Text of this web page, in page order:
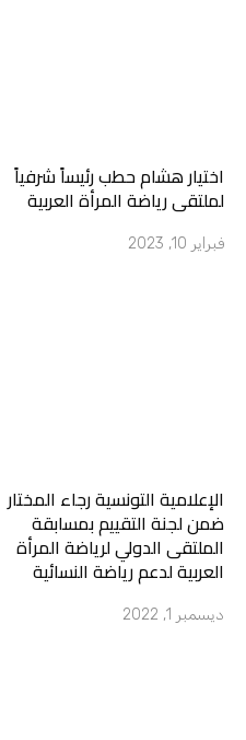
اختيار هشام حطب رئيساً شرفياً
لملتقى رياضة المرأة العربية
فبراير 10, 2023
الإعلامية التونسية رجاء المختار
ضمن لجنة التقييم بمسابقة
الملتقى الدولي لرياضة المرأة
العربية لدعم رياضة النسائية
ديسمبر 1, 2022